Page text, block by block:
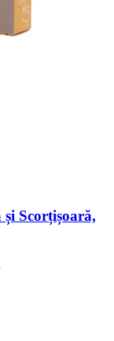
Scorțișoară,